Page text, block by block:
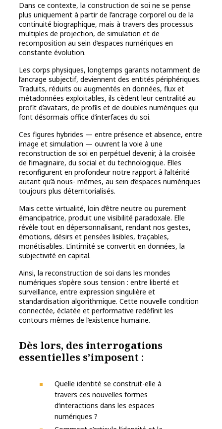
Dans ce contexte, la construction de soi ne se pense
plus uniquement à partir de l’ancrage corporel ou de la
continuité biographique, mais à travers des processus
multiples de projection, de simulation et de
recomposition au sein d’espaces numériques en
constante évolution.
Les corps physiques, longtemps garants notamment de
l’ancrage subjectif, deviennent des entités périphériques.
Traduits, réduits ou augmentés en données, flux et
métadonnées exploitables, ils cèdent leur centralité au
profit d’avatars, de profils et de doubles numériques qui
font désormais office d’interfaces du soi.
Ces figures hybrides — entre présence et absence, entre
image et simulation — ouvrent la voie à une
reconstruction de soi en perpétuel devenir, à la croisée
de l’imaginaire, du social et du technologique. Elles
reconfigurent en profondeur notre rapport à l’altérité
autant qu’à nous- mêmes, au sein d’espaces numériques
toujours plus déterritorialisés.
Mais cette virtualité, loin d’être neutre ou purement
émancipatrice, produit une visibilité paradoxale. Elle
révèle tout en dépersonnalisant, rendant nos gestes,
émotions, désirs et pensées lisibles, traçables,
monétisables. L’intimité se convertit en données, la
subjectivité en capital.
Ainsi, la reconstruction de soi dans les mondes
numériques s’opère sous tension : entre liberté et
surveillance, entre expression singulière et
standardisation algorithmique. Cette nouvelle condition
connectée, éclatée et performative redéfinit les
contours mêmes de l’existence humaine.
Dès lors, des interrogations
essentielles s’imposent :
Quelle identité se construit-elle à
travers ces nouvelles formes
d‘interactions dans les espaces
numériques ?